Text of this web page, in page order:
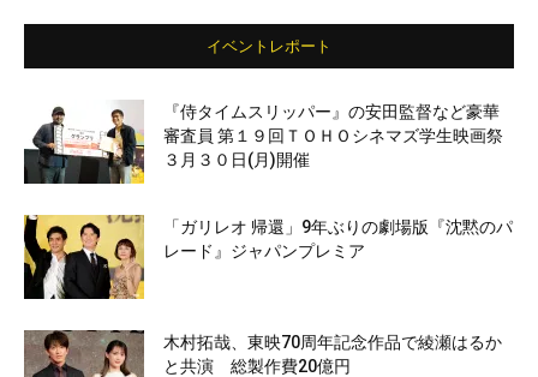
イベントレポート
『侍タイムスリッパー』の安田監督など豪華
審査員 第１９回ＴＯＨＯシネマズ学生映画祭
３月３０日(月)開催
「ガリレオ 帰還」9年ぶりの劇場版『沈黙のパ
レード』ジャパンプレミア
木村拓哉、東映70周年記念作品で綾瀬はるか
と共演 総製作費20億円